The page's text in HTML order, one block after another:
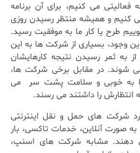
می کنیم، برای آن برنامه
کنیم و همیشه منتظر رسیدن روزی
طرح یا کار ما به موفقیت رسید.
وجود، بسیاری از شرکت ها به این
به ثمر رسیدن نتیجه کارهایشان
شوند. در مقابل برخی شرکت ها،
به خوبی و سلامت پشت سر می
انتظارش را داشتند می رسند.
شرکت های حمل و نقل اینترنتی
صورت آنلاین، خدمات تاکسی، بار
دهند. مشابه شرکت های اسنپ،